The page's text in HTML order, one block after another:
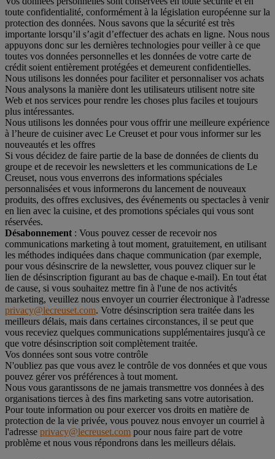
toute confidentialité, conformément à la législation européenne sur la
protection des données. Nous savons que la sécurité est très
importante lorsqu’il s’agit d’effectuer des achats en ligne. Nous nous
appuyons donc sur les dernières technologies pour veiller à ce que
toutes vos données personnelles et les données de votre carte de
crédit soient entièrement protégées et demeurent confidentielles.
Nous utilisons les données pour faciliter et personnaliser vos achats
Nous analysons la manière dont les utilisateurs utilisent notre site
Web et nos services pour rendre les choses plus faciles et toujours
plus intéressantes.
Nous utilisons les données pour vous offrir une meilleure expérience
à l’heure de cuisiner avec Le Creuset et pour vous informer sur les
nouveautés et les offres
Si vous décidez de faire partie de la base de données de clients du
groupe et de recevoir les newsletters et les communications de Le
Creuset, nous vous enverrons des informations spéciales
personnalisées et vous informerons du lancement de nouveaux
produits, des offres exclusives, des événements ou spectacles à venir
en lien avec la cuisine, et des promotions spéciales qui vous sont
réservées.
Désabonnement : Vous pouvez cesser de recevoir nos
communications marketing à tout moment, gratuitement, en utilisant
les méthodes indiquées dans chaque communication (par exemple,
pour vous désinscrire de la newsletter, vous pouvez cliquer sur le
lien de désinscription figurant au bas de chaque e-mail). En tout état
de cause, si vous souhaitez mettre fin à l'une de nos activités
marketing, veuillez nous envoyer un courrier électronique à l'adresse
privacy@lecreuset.com. Votre désinscription sera traitée dans les
meilleurs délais, mais dans certaines circonstances, il se peut que
vous receviez quelques communications supplémentaires jusqu'à ce
que votre désinscription soit complètement traitée.
Vos données sont sous votre contrôle
N'oubliez pas que vous avez le contrôle de vos données et que vous
pouvez gérer vos préférences à tout moment.
Nous vous garantissons de ne jamais transmettre vos données à des
organisations tierces à des fins marketing sans votre autorisation.
Pour toute information ou pour exercer vos droits en matière de
protection de la vie privée, vous pouvez nous envoyer un courriel à
l'adresse privacy@lecreuset.com pour nous faire part de votre
problème et nous vous répondrons dans les meilleurs délais.